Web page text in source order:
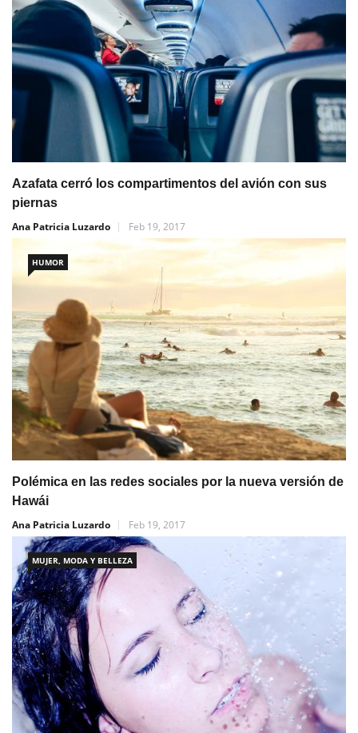
Azafata cerró los compartimentos del avión con sus
piernas
Ana Patricia Luzardo
Feb 19, 2017
HUMOR
Polémica en las redes sociales por la nueva versión de
Hawái
Ana Patricia Luzardo
Feb 19, 2017
MUJER, MODA Y BELLEZA